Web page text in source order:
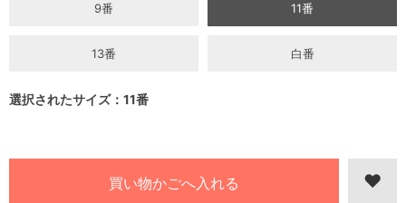
9番 11番
13番 白番
選択されたサイズ：11番